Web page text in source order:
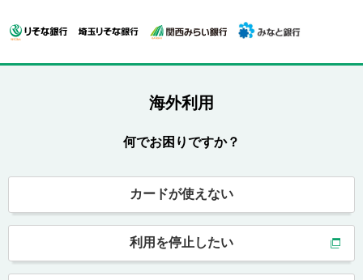
海外利用
何でお困りですか？
カードが使えない
利用を停止したい